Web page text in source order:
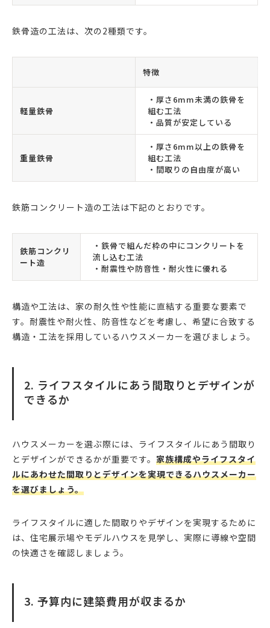
鉄骨造の工法は、次の2種類です。
特徴
軽量鉄骨
・厚さ6mm未満の鉄骨を
組む工法
・品質が安定している
重量鉄骨
・厚さ6mm以上の鉄骨を
組む工法
・間取りの自由度が高い
鉄筋コンクリート造の工法は下記のとおりです。
鉄筋コンクリ
ート造
・鉄骨で組んだ枠の中にコンクリートを
流し込む工法
・耐震性や防音性・耐火性に優れる
構造や工法は、家の耐久性や性能に直結する重要な要素で
す。耐震性や耐火性、防音性などを考慮し、希望に合致する
構造・工法を採用しているハウスメーカーを選びましょう。
2. ライフスタイルにあう間取りとデザインが
できるか
ハウスメーカーを選ぶ際には、ライフスタイルにあう間取り
とデザインができるかが重要です。 家族構成やライフスタイ
ルにあわせた間取りとデザインを実現できるハウスメーカー
を選びましょう。
ライフスタイルに適した間取りやデザインを実現するために
は、住宅展示場やモデルハウスを見学し、実際に導線や空間
の快適さを確認しましょう。
3. 予算内に建築費用が収まるか